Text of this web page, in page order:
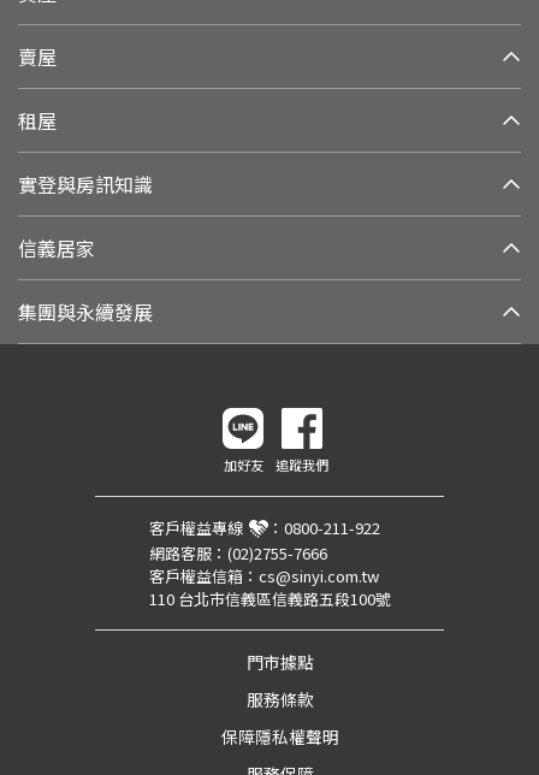
賣屋
租屋
實登與房訊知識
信義居家
集團與永續發展
加好友 追蹤我們
客戶權益專線 ： 0800-211-922
網路客服： (02)2755-7666
客戶權益信箱： cs@sinyi.com.tw
110 台北市信義區信義路五段100號
門市據點
服務條款
保障隱私權聲明